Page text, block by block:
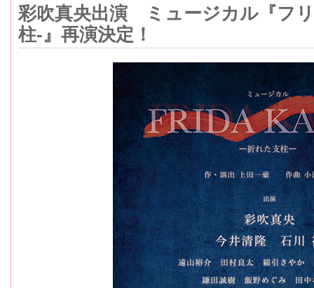
彩吹真央出演 ミュージカル『フ
柱-』再演決定！